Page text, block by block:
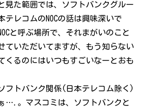
見た範囲では、ソフトバンクグルー
テレコムのNOCの話は興味深いで
と呼ぶ場所で、それまがいのこと
ていただいてますが、もう知らない
くるのにはいつもすごいなーとおも
フトバンク関係(日本テレコム除く)
….。マスコミは、ソフトバンクと